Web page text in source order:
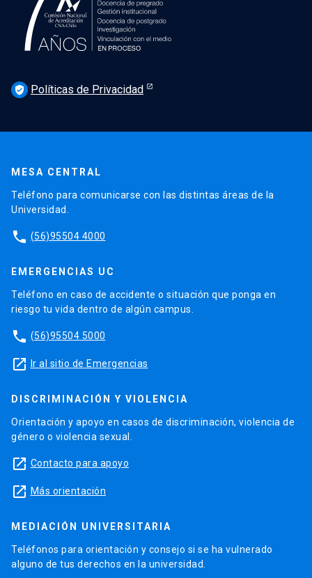
verified_user Políticas de Privacidad
MESA CENTRAL
Teléfono para comunicarse con las distintas áreas de la
Universidad.
phone (56)95504 4000
EMERGENCIAS UC
Teléfono en caso de accidente o situación que ponga en
riesgo tu vida dentro de algún campus.
phone (56)95504 5000
launch Ir al sitio de Emergencias
DISCRIMINACIÓN Y VIOLENCIA
Orientación y apoyo en casos de discriminación, violencia de
género o violencia sexual.
launch Contacto para apoyo
launch Más orientación
MEDIACIÓN UNIVERSITARIA
Teléfonos para orientación y consejo si se ha vulnerado
alguno de tus derechos en la universidad.